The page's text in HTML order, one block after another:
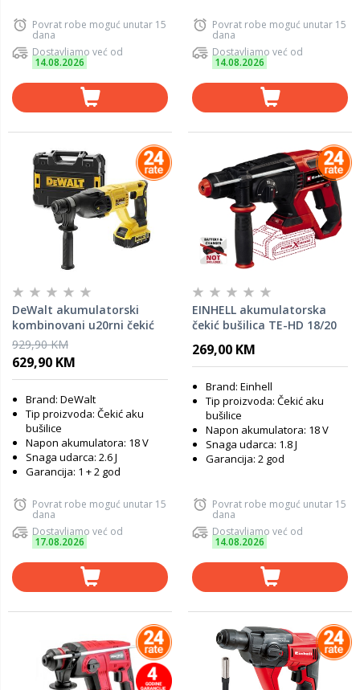
Povrat robe moguć unutar 15
dana
Dostavljamo već od
14.08.2026
Povrat robe moguć unutar 15
dana
Dostavljamo već od
14.08.2026
DeWalt akumulatorski
kombinovani u20rni čekić
18 V - 1 akumulator,
punjač, kofer - DCH133M1
929,90 KM
629,90 KM
Brand: DeWalt
Tip proizvoda: Čekić aku
bušilice
Napon akumulatora: 18 V
Snaga udarca: 2.6 J
Garancija: 1 + 2 god
Povrat robe moguć unutar 15
dana
Dostavljamo već od
17.08.2026
EINHELL akumulatorska
čekić bušilica TE-HD 18/20
269,00 KM
Brand: Einhell
Tip proizvoda: Čekić aku
bušilice
Napon akumulatora: 18 V
Snaga udarca: 1.8 J
Garancija: 2 god
Povrat robe moguć unutar 15
dana
Dostavljamo već od
14.08.2026